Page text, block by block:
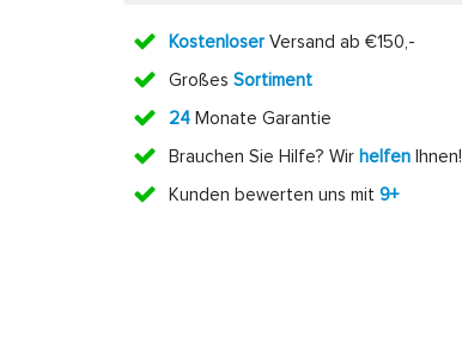
KostenloserVersand ab €150,-
Großes Sortiment
24Monate Garantie
Brauchen Sie Hilfe? Wir helfenIhnen!
Kunden bewerten uns mit 9+